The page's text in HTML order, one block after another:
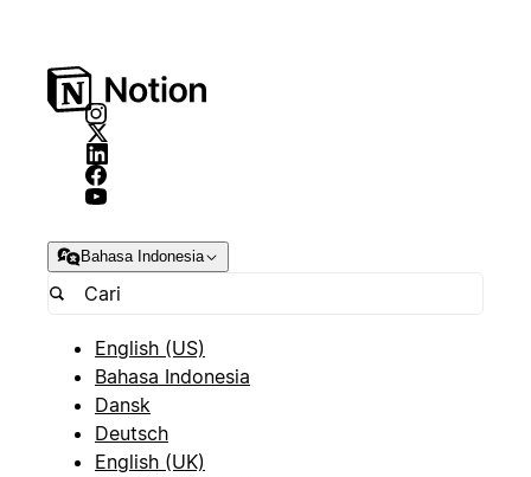
Bahasa Indonesia
English (US)
Bahasa Indonesia
Dansk
Deutsch
English (UK)